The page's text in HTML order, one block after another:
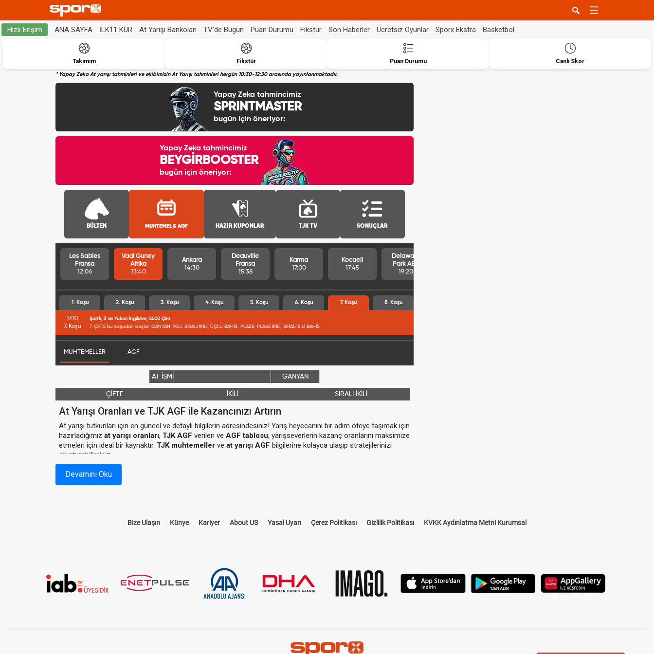
Hızlı Erişim ANA SAYFA İLK11 KUR At Yarışı Bankoları TV'de Bugün Puan Durumu Fikstür Son Haberler Ücretsiz Oyunlar Sporx Ekstra Basketbol
Takımım Fikstür Puan Durumu Canlı Skor
* Yapay Zeka At yarışı tahminleri ve ekibimizin At Yarışı tahminleri hergün 10:30-12:30 arasında yayınlanmaktadır.
Yapay Zeka tahmincimiz
SPRINTMASTER
bugün için öneriyor:
Yapay Zeka tahmincimiz
BEYGİRBOOSTER
bugün için öneriyor:
BÜLTEN MUHTEMEL & AGF HAZIR KUPONLAR TJK TV SONUÇLAR
Les Sables
Fransa
12:06
Vaal Guney
Afrika
13:40
Ankara
14:30
Deauville
Fransa
15:38
Karma
17:00
Kocaeli
17:45
Delaware
Park ABD
19:20
1. Koşu 2. Koşu 3. Koşu 4. Koşu 5. Koşu 6. Koşu 7. Koşu 8. Koşu
17:10
7. Koşu
Şartlı, 3 ve Yukarı İngilizler, 2400 Çim
7. ÇİFTE bu koşudan başlar, GANYAN, İKİLİ, SIRALI İKİLİ, ÜÇLÜ BAHİS, PLASE, PLASE İKİLİ, SIRALI 5 Lİ BAHİS
MUHTEMELLER AGF
AT İSMİ GANYAN
ÇİFTE İKİLİ SIRALI İKİLİ
At Yarışı Oranları ve TJK AGF ile Kazancınızı Artırın
At yarışı tutkunları için en güncel ve detaylı bilgilerin adresindesiniz! Yarış heyecanını bir adım öteye taşımak için
hazırladığımızat yarışı oranları, TJK AGF verileri veAGF tablosu, yarışseverlerin kazanç oranlarını maksimize
etmeleri için ideal bir kaynaktır. TJK muhtemeller veat yarışı AGF bilgilerine kolayca ulaşıp stratejilerinizi
oluşturabilirsiniz.
At Yarışı Oranları Nedir?
yapılacağını belirten rakamlardır. Sitemizde sunduğumuzat yarışı oranları, TJK tarafından belirlenen en güncel
TJK AGF, yani "Altılı Ganyan Favorileri", yarışlarda hangi atların daha çok tercih edildiğini gösteren bir veridir.
, bu oranları grafiksel ve liste şeklinde sunarak yarışseverlerin analiz yapmalarını kolaylaştırır.
TJK Muhtemeller ile Yarış Stratejinizi Belirleyin
Devamını Oku
Bize Ulaşın Künye Kariyer About US Yasal Uyarı Çerez Politikası Gizlilik Politikası KVKK Aydınlatma Metni Kurumsal